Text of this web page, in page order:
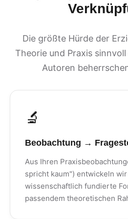
Die größte Hürde der
Theorie und Praxis
Autoren
🔬
Beobachtung →
Aus Ihren
spricht kaum") entwickeln
wissenschaftlich fundierte
passendem theoretischen